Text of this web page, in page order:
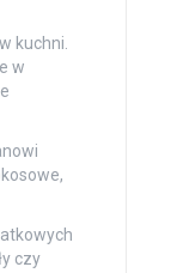
kuchni.
w
czy